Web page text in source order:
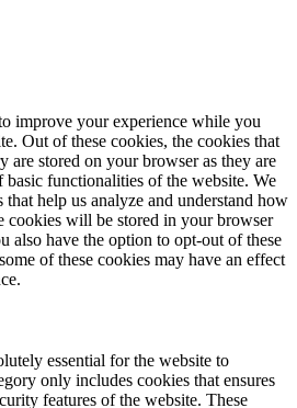
improve your experience while you
Out of these cookies, the cookies that
are stored on your browser as they are
functionalities of the website. We
help us analyze and understand how
cookies will be stored in your browser
also have the option to opt-out of these
of these cookies may have an effect
essential for the website to
only includes cookies that ensures
features of the website. These